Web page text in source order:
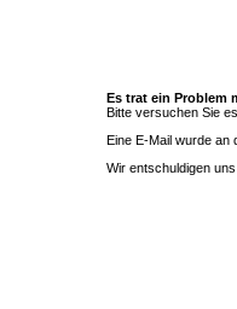
Es trat ein Problem
Bitte versuchen Sie
Eine E-Mail wurde an
Wir entschuldigen